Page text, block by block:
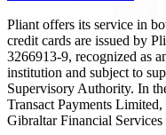
Pliant offers its service in
credit cards are issued by
3266913-9, recognized as
institution and subject to
Supervisory Authority. In
Transact Payments
Gibraltar Financial